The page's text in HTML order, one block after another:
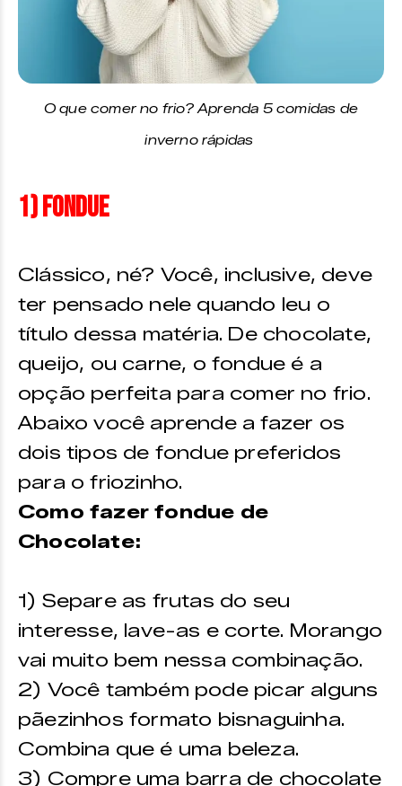
O que comer no frio? Aprenda 5 comidas de
inverno rápidas
1) Fondue
Clássico, né? Você, inclusive, deve
ter pensado nele quando leu o
título dessa matéria. De chocolate,
queijo, ou carne, o fondue é a
opção perfeita para comer no frio.
Abaixo você aprende a fazer os
dois tipos de fondue preferidos
para o friozinho.
Como fazer fondue de
Chocolate:
1) Separe as frutas do seu
interesse, lave-as e corte. Morango
vai muito bem nessa combinação.
2) Você também pode picar alguns
pãezinhos formato bisnaguinha.
Combina que é uma beleza.
3) Compre uma barra de chocolate